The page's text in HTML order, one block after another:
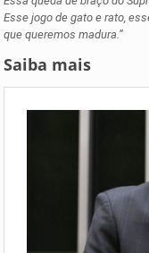
Esse jogo de gato e rato,
que queremos madura.”
Saiba mais